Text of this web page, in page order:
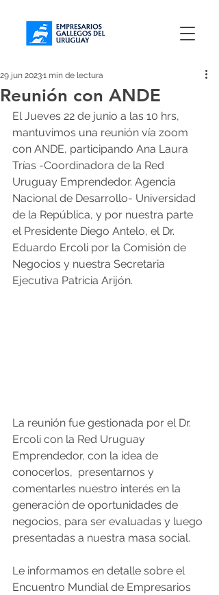
Reunión con ANDE
29 jun 20231 min de lectura
El Jueves 22 de junio a las 10 hrs,
mantuvimos una reunión vía zoom
con ANDE, participando Ana Laura
Trías -Coordinadora de la Red
Uruguay Emprendedor. Agencia
Nacional de Desarrollo- Universidad
de la República, y por nuestra parte
el Presidente Diego Antelo, el Dr.
Eduardo Ercoli por la Comisión de
Negocios y nuestra Secretaria
Ejecutiva Patricia Arijón.
La reunión fue gestionada por el Dr.
Ercoli con la Red Uruguay
Emprendedor, con la idea de
conocerlos,  presentarnos y
comentarles nuestro interés en la
generación de oportunidades de
negocios, para ser evaluadas y luego
presentadas a nuestra masa social.
Le informamos en detalle sobre el
Encuentro Mundial de Empresarios